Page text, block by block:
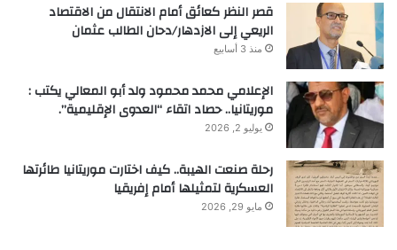
قصر النظر كعائق أمام الانتقال من الاقتصاد
الريعي إلى الازدهار/دحان الطالب عثمان
منذ 3 أسابيع
الإعلامي محمد محمود ولد أبو المعالي يكتب :
موريتانيا.. حصاد اتقاء “العدوى الإقليمية”.
يوليو 2, 2026
رحلة صنعت الهيبة.. كيف اختارت موريتانيا طائرتها
العسكرية لتمثيلها أمام إفريقيا
مايو 29, 2026